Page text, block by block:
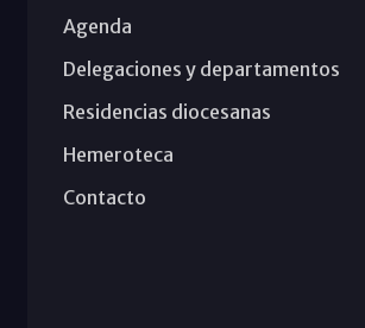
Agenda
Delegaciones y departamentos
Residencias diocesanas
Hemeroteca
Contacto